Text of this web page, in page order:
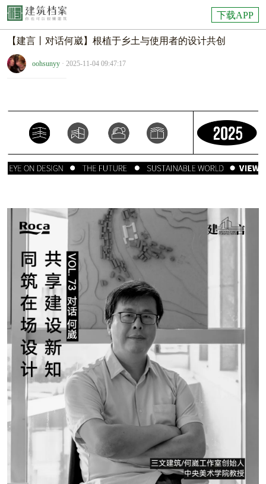
下载APP
【建言丨对话何崴】根植于乡土与使用者的设计共创
oohsunyy · 2025-11-04 09:47:17